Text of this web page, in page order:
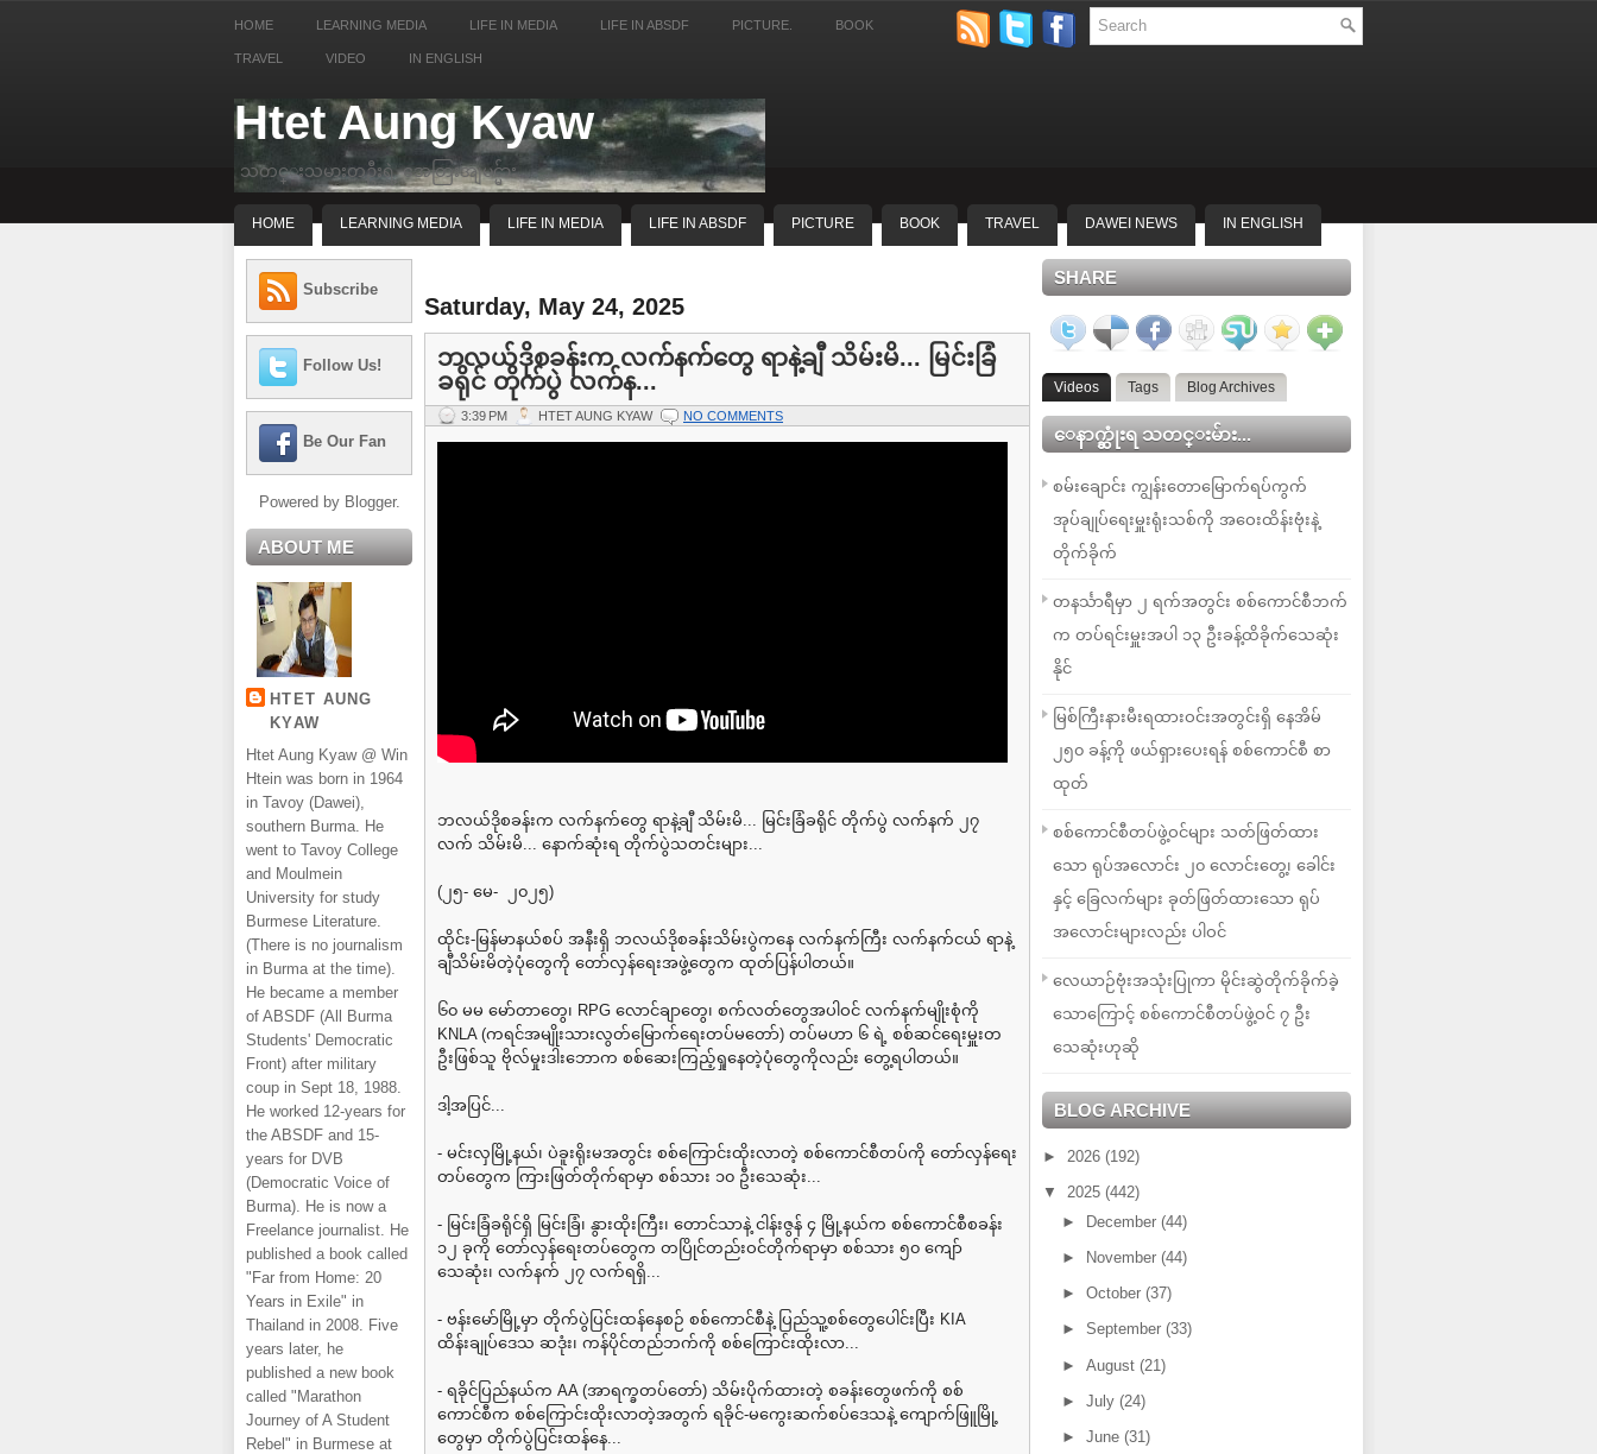
HOME LEARNING MEDIA LIFE IN MEDIA LIFE IN ABSDF PICTURE. BOOK
TRAVEL VIDEO IN ENGLISH
Htet Aung Kyaw
သတင္းသမားတဦးရဲ့ အေတြးအျမင္မ်ား
HOME LEARNING MEDIA LIFE IN MEDIA LIFE IN ABSDF PICTURE BOOK TRAVEL DAWEI NEWS IN ENGLISH
Subscribe
Follow Us!
Be Our Fan
Powered by Blogger.
ABOUT ME
HTET AUNG
KYAW
Htet Aung Kyaw @ Win
Htein was born in 1964
in Tavoy (Dawei),
southern Burma. He
went to Tavoy College
and Moulmein
University for study
Burmese Literature.
(There is no journalism
in Burma at the time).
He became a member
of ABSDF (All Burma
Students' Democratic
Front) after military
coup in Sept 18, 1988.
He worked 12-years for
the ABSDF and 15-
years for DVB
(Democratic Voice of
Burma). He is now a
Freelance journalist. He
published a book called
"Far from Home: 20
Years in Exile" in
Thailand in 2008. Five
years later, he
published a new book
called "Marathon
Journey of A Student
Rebel" in Burmese at
Saturday, May 24, 2025
ဘလယ်ဒိုစခန်းက လက်နက်တွေ ရာနဲ့ချီ သိမ်းမိ... မြင်းခြံ
ခရိုင် တိုက်ပွဲ လက်န...
3:39 PM HTET AUNG KYAW NO COMMENTS
ဘလယ်ဒိုစခန်းက လက်နက်တွေ ရာနဲ့ချီ သိမ်းမိ... မြင်းခြံခရိုင် တိုက်ပွဲ လက်နက် ၂၇
လက် သိမ်းမိ... နောက်ဆုံးရ တိုက်ပွဲသတင်းများ...
(၂၅- မေ- ၂၀၂၅)
ထိုင်း-မြန်မာနယ်စပ် အနီးရှိ ဘလယ်ဒိုစခန်းသိမ်းပွဲကနေ လက်နက်ကြီး လက်နက်ငယ် ရာနဲ့
ချီသိမ်းမိတဲ့ပုံတွေကို တော်လှန်ရေးအဖွဲ့တွေက ထုတ်ပြန်ပါတယ်။
၆၀ မမ မော်တာတွေ၊ RPG လောင်ချာတွေ၊ စက်လတ်တွေအပါဝင် လက်နက်မျိုးစုံကို
KNLA (ကရင်အမျိုးသားလွတ်မြောက်ရေးတပ်မတော်) တပ်မဟာ ၆ ရဲ့ စစ်ဆင်ရေးမှူးတ
ဦးဖြစ်သူ ဗိုလ်မှုးဒါးဘောက စစ်ဆေးကြည့်ရှုနေတဲ့ပုံတွေကိုလည်း တွေ့ရပါတယ်။
ဒါ့အပြင်...
- မင်းလှမြို့နယ်၊ ပဲခူးရိုးမအတွင်း စစ်ကြောင်းထိုးလာတဲ့ စစ်ကောင်စီတပ်ကို တော်လှန်ရေး
တပ်တွေက ကြားဖြတ်တိုက်ရာမှာ စစ်သား ၁၀ ဦးသေဆုံး...
- မြင်းခြံခရိုင်ရှိ မြင်းခြံ၊ နွားထိုးကြီး၊ တောင်သာနဲ့ ငါန်းဇွန် ၄ မြို့နယ်က စစ်ကောင်စီစခန်း
၁၂ ခုကို တော်လှန်ရေးတပ်တွေက တပြိုင်တည်းဝင်တိုက်ရာမှာ စစ်သား ၅၀ ကျော်
သေဆုံး၊ လက်နက် ၂၇ လက်ရရှိ...
- ဗန်းမော်မြို့မှာ တိုက်ပွဲပြင်းထန်နေစဉ် စစ်ကောင်စီနဲ့ ပြည်သူ့စစ်တွေပေါင်းပြီး KIA
ထိန်းချုပ်ဒေသ ဆဒုံး၊ ကန်ပိုင်တည်ဘက်ကို စစ်ကြောင်းထိုးလာ...
- ရခိုင်ပြည်နယ်က AA (အာရက္ခတပ်တော်) သိမ်းပိုက်ထားတဲ့ စခန်းတွေဖက်ကို စစ်
ကောင်စီက စစ်ကြောင်းထိုးလာတဲ့အတွက် ရခိုင်-မကွေးဆက်စပ်ဒေသနဲ့ ကျောက်ဖြူမြို့
တွေမှာ တိုက်ပွဲပြင်းထန်နေ...
SHARE
Videos Tags Blog Archives
ေနာက္ဆုံးရ သတင္းမ်ား...
စမ်းချောင်း ကျွန်းတောမြောက်ရပ်ကွက်
အုပ်ချုပ်ရေးမှူးရုံးသစ်ကို အဝေးထိန်းဗုံးနဲ့
တိုက်ခိုက်
တနင်္သာရီမှာ ၂ ရက်အတွင်း စစ်ကောင်စီဘက်
က တပ်ရင်းမှူးအပါ ၁၃ ဦးခန့်ထိခိုက်သေဆုံး
နိုင်
မြစ်ကြီးနားမီးရထားဝင်းအတွင်းရှိ နေအိမ်
၂၅၀ ခန့်ကို ဖယ်ရှားပေးရန် စစ်ကောင်စီ စာ
ထုတ်
စစ်ကောင်စီတပ်ဖွဲ့ဝင်များ သတ်ဖြတ်ထား
သော ရုပ်အလောင်း ၂၀ လောင်းတွေ့၊ ခေါင်း
နှင့် ခြေလက်များ ခုတ်ဖြတ်ထားသော ရုပ်
အလောင်းများလည်း ပါဝင်
လေယာဉ်ဗုံးအသုံးပြုကာ မိုင်းဆွဲတိုက်ခိုက်ခဲ့
သောကြောင့် စစ်ကောင်စီတပ်ဖွဲ့ဝင် ၇ ဦး
သေဆုံးဟုဆို
BLOG ARCHIVE
► 2026 (192)
▼ 2025 (442)
► December (44)
► November (44)
► October (37)
► September (33)
► August (21)
► July (24)
► June (31)